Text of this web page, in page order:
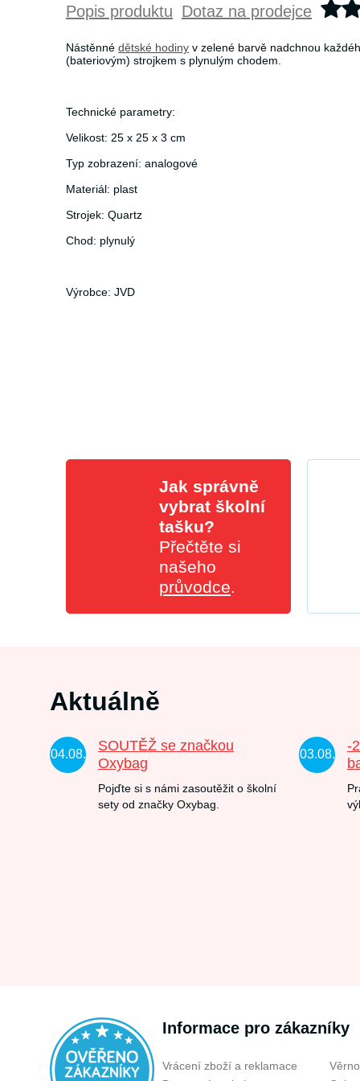
Popis produktu Dotaz na prodejce
Nástěnné dětské hodiny v zelené barvě nadchnou
(bateriovým) strojkem s plynulým chodem.
Technické parametry:
Velikost: 25 x 25 x 3 cm
Typ zobrazení: analogové
Materiál: plast
Strojek: Quartz
Chod: plynulý
Výrobce: JVD
Jak správně
vybrat školní
tašku?
Přečtěte si
našeho
průvodce.
Aktuálně
04.08.
SOUTĚŽ se značkou
Oxybag
Pojďte si s námi zasoutěžit o školní
sety od značky Oxybag.
03.08.
-
Informace pro zákazníky
Vrácení zboží a reklamace